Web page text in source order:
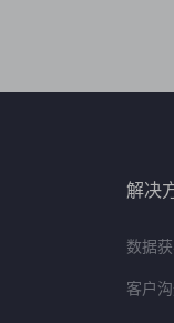
解决
数据
客户